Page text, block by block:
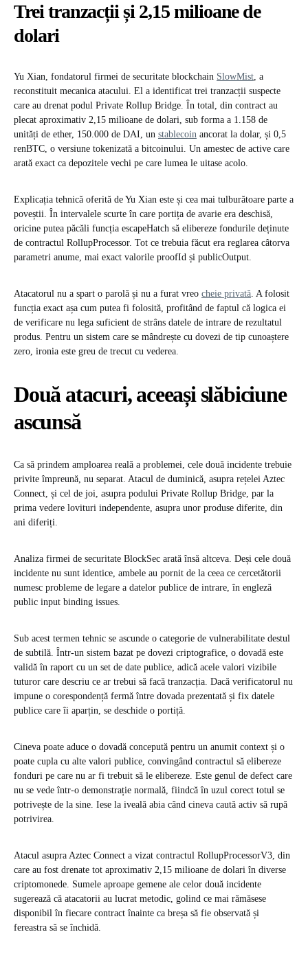
Trei tranzacții și 2,15 milioane de
dolari
Yu Xian, fondatorul firmei de securitate blockchain SlowMist, a
reconstituit mecanica atacului. El a identificat trei tranzacții suspecte
care au drenat podul Private Rollup Bridge. În total, din contract au
plecat aproximativ 2,15 milioane de dolari, sub forma a 1.158 de
unități de ether, 150.000 de DAI, un stablecoin ancorat la dolar, și 0,5
renBTC, o versiune tokenizată a bitcoinului. Un amestec de active care
arată exact ca depozitele vechi pe care lumea le uitase acolo.
Explicația tehnică oferită de Yu Xian este și cea mai tulburătoare parte a
poveștii. În intervalele scurte în care portița de avarie era deschisă,
oricine putea păcăli funcția escapeHatch să elibereze fondurile deținute
de contractul RollupProcessor. Tot ce trebuia făcut era reglarea câtorva
parametri anume, mai exact valorile proofId și publicOutput.
Atacatorul nu a spart o parolă și nu a furat vreo cheie privată. A folosit
funcția exact așa cum putea fi folosită, profitând de faptul că logica ei
de verificare nu lega suficient de strâns datele de intrare de rezultatul
produs. Pentru un sistem care se mândrește cu dovezi de tip cunoaștere
zero, ironia este greu de trecut cu vederea.
Două atacuri, aceeași slăbiciune
ascunsă
Ca să prindem amploarea reală a problemei, cele două incidente trebuie
privite împreună, nu separat. Atacul de duminică, asupra rețelei Aztec
Connect, și cel de joi, asupra podului Private Rollup Bridge, par la
prima vedere lovituri independente, asupra unor produse diferite, din
ani diferiți.
Analiza firmei de securitate BlockSec arată însă altceva. Deși cele două
incidente nu sunt identice, ambele au pornit de la ceea ce cercetătorii
numesc probleme de legare a datelor publice de intrare, în engleză
public input binding issues.
Sub acest termen tehnic se ascunde o categorie de vulnerabilitate destul
de subtilă. Într-un sistem bazat pe dovezi criptografice, o dovadă este
validă în raport cu un set de date publice, adică acele valori vizibile
tuturor care descriu ce ar trebui să facă tranzacția. Dacă verificatorul nu
impune o corespondență fermă între dovada prezentată și fix datele
publice care îi aparțin, se deschide o portiță.
Cineva poate aduce o dovadă concepută pentru un anumit context și o
poate cupla cu alte valori publice, convingând contractul să elibereze
fonduri pe care nu ar fi trebuit să le elibereze. Este genul de defect care
nu se vede într-o demonstrație normală, fiindcă în uzul corect totul se
potrivește de la sine. Iese la iveală abia când cineva caută activ să rupă
potrivirea.
Atacul asupra Aztec Connect a vizat contractul RollupProcessorV3, din
care au fost drenate tot aproximativ 2,15 milioane de dolari în diverse
criptomonede. Sumele aproape gemene ale celor două incidente
sugerează că atacatorii au lucrat metodic, golind ce mai rămăsese
disponibil în fiecare contract înainte ca breșa să fie observată și
fereastra să se închidă.